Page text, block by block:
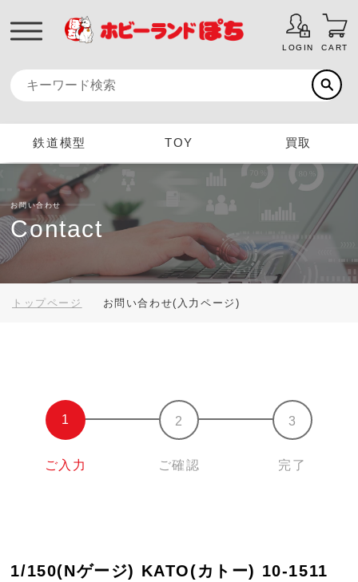
LOGIN CART
鉄道模型 TOY 買取
お問い合わせ
Contact
トップページ お問い合わせ(入力ページ)
ご入力 ご確認 完了
1/150(Nゲージ) KATO(カトー) 10-1511